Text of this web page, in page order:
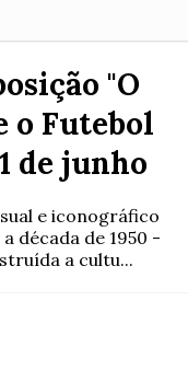
"O
o Futebol
de junho
e iconográfico
década de 1950 -
a cultu...